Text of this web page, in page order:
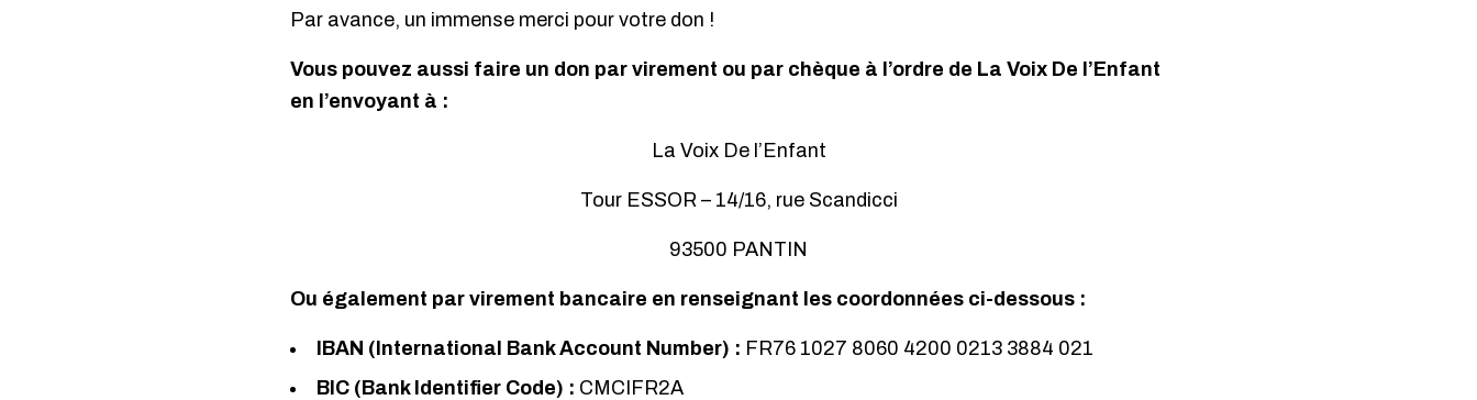
Par avance, un immense merci pour votre don !
Vous pouvez aussi faire un don par virement ou par chèque à l’ordre de La Voix De l’Enfant
en l’envoyant à :
La Voix De l’Enfant
Tour ESSOR – 14/16, rue Scandicci
93500 PANTIN
Ou également par virement bancaire en renseignant les coordonnées ci-dessous :
IBAN (International Bank Account Number) : FR76 1027 8060 4200 0213 3884 021
BIC (Bank Identifier Code) : CMCIFR2A